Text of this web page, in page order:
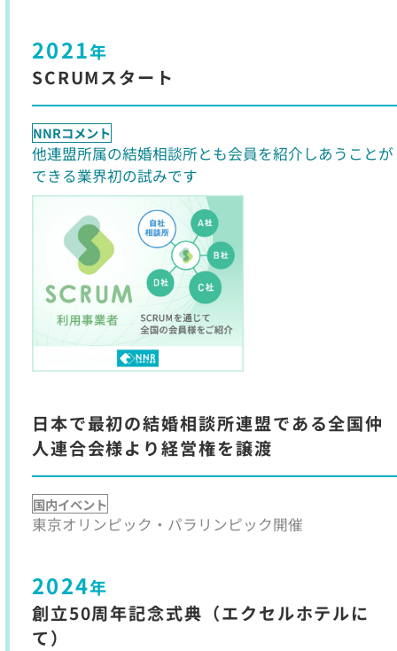
2021年
SCRUMスタート
NNRコメント
他連盟所属の結婚相談所とも会員を紹介しあうことが
できる業界初の試みです
日本で最初の結婚相談所連盟である全国仲
人連合会様より経営権を譲渡
国内イベント
東京オリンピック・パラリンピック開催
2024年
創立50周年記念式典（エクセルホテルに
て）